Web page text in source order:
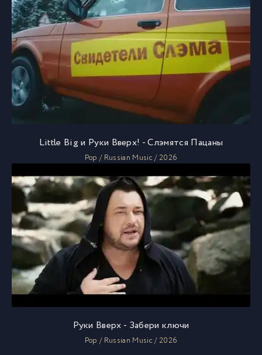
Little Big и Руки Вверх! - Слэмятся Пацаны
Pop / Russian Music / 2026
Руки Вверх - Забери ключи
Pop / Russian Music / 2026